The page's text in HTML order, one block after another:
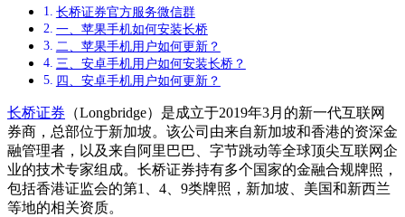
长桥证券官方服务微信群
一、苹果手机如何安装长桥
二、苹果手机用户如何更新？
三、安卓手机用户如何安装长桥？
四、安卓手机用户如何更新？
长桥证券 （Longbridge）是成立于2019年3月的新一代互联网
券商，总部位于新加坡。该公司由来自新加坡和香港的资深金
融管理者，以及来自阿里巴巴、字节跳动等全球顶尖互联网企
业的技术专家组成。长桥证券持有多个国家的金融合规牌照，
包括香港证监会的第1、4、9类牌照，新加坡、美国和新西兰
等地的相关资质。